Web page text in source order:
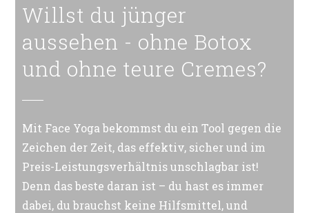
Willst du jünger
aussehen - ohne Botox
und ohne teure Cremes?
Mit Face Yoga bekommst du ein Tool gegen die
Zeichen der Zeit, das effektiv, sicher und im
Preis-Leistungsverhältnis unschlagbar ist!
Denn das beste daran ist – du hast es immer
dabei, du brauchst keine Hilfsmittel, und